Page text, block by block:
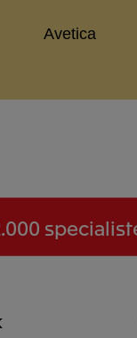
Avetica